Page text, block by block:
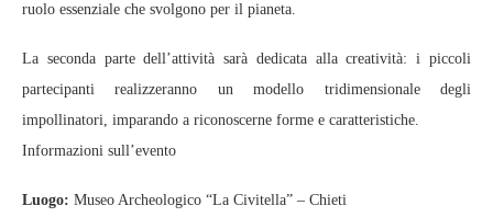
ruolo essenziale che svolgono per il pianeta.
La seconda parte dell’attività sarà dedicata alla creatività: i piccoli
partecipanti realizzeranno un modello tridimensionale degli
impollinatori, imparando a riconoscerne forme e caratteristiche.
Informazioni sull’evento
Luogo: Museo Archeologico “La Civitella” – Chieti